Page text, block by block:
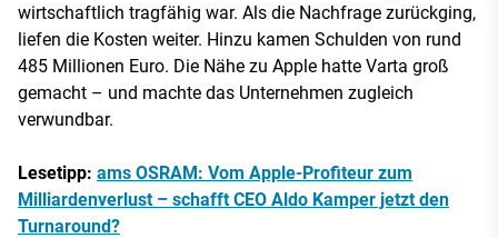
wirtschaftlich tragfähig war. Als die Nachfrage zurückging,
liefen die Kosten weiter. Hinzu kamen Schulden von rund
485 Millionen Euro. Die Nähe zu Apple hatte Varta groß
gemacht – und machte das Unternehmen zugleich
verwundbar.
Lesetipp: ams OSRAM: Vom Apple-Profiteur zum
Milliardenverlust – schafft CEO Aldo Kamper jetzt den
Turnaround?